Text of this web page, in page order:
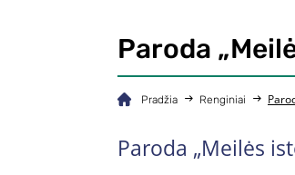
Paroda
Pradžia Renginiai
Paroda „Meilės